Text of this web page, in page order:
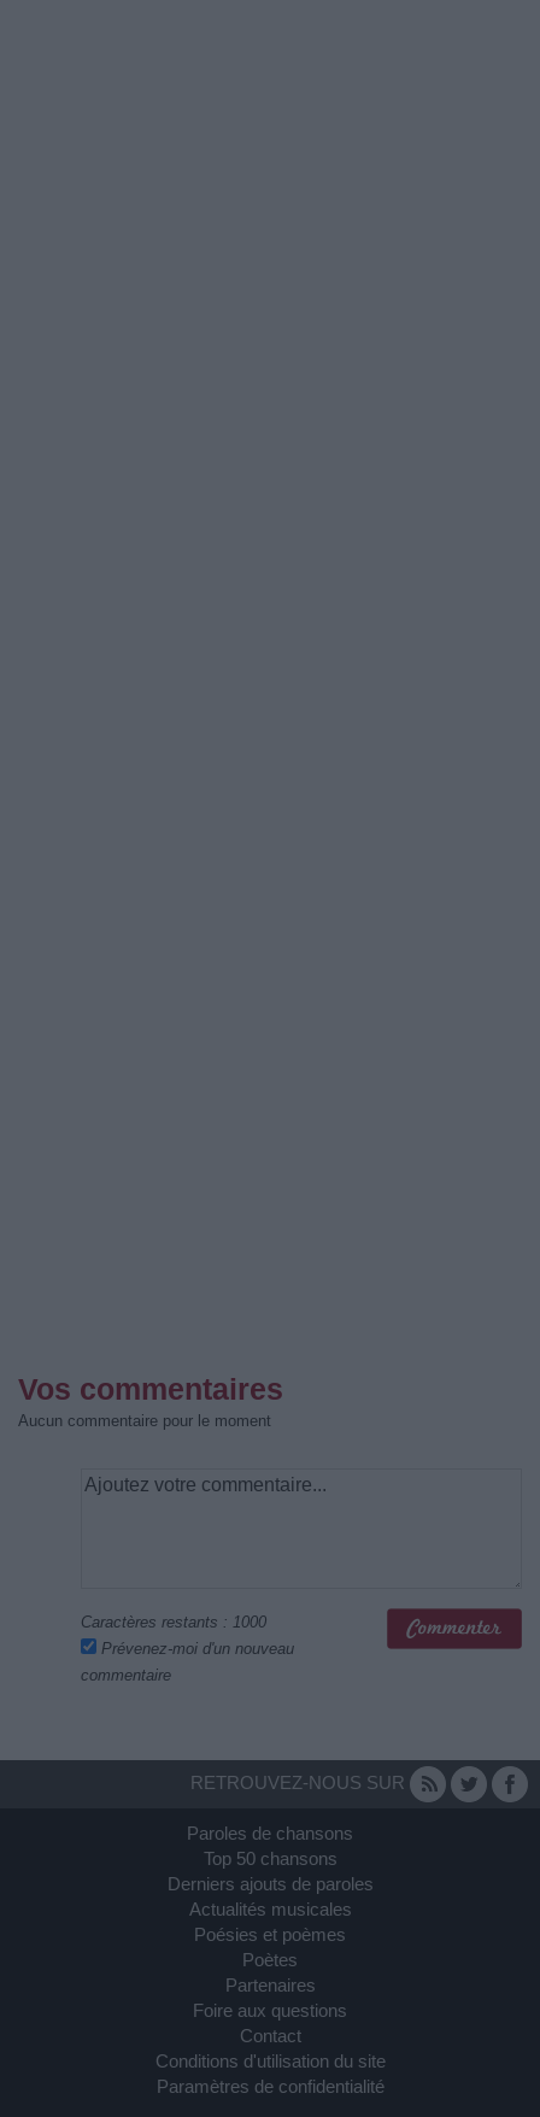
Vos commentaires
Aucun commentaire pour le moment
Caractères restants : 1000
Prévenez-moi d'un nouveau
commentaire
RETROUVEZ-NOUS SUR
Paroles de chansons
Top 50 chansons
Derniers ajouts de paroles
Actualités musicales
Poésies et poèmes
Poètes
Partenaires
Foire aux questions
Contact
Conditions d'utilisation du site
Paramètres de confidentialité